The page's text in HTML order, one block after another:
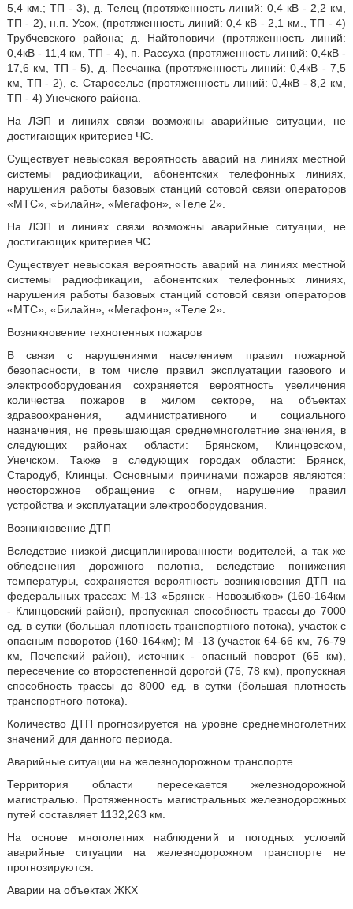
5,4 км.; ТП - 3), д. Телец (протяженность линий: 0,4 кВ - 2,2 км,
ТП - 2), н.п. Усох, (протяженность линий: 0,4 кВ - 2,1 км., ТП - 4)
Трубчевского района; д. Найтоповичи (протяженность линий:
0,4кВ - 11,4 км, ТП - 4), п. Рассуха (протяженность линий: 0,4кВ -
17,6 км, ТП - 5), д. Песчанка (протяженность линий: 0,4кВ - 7,5
км, ТП - 2), с. Староселье (протяженность линий: 0,4кВ - 8,2 км,
ТП - 4) Унечского района.
На ЛЭП и линиях связи возможны аварийные ситуации, не
достигающих критериев ЧС.
Существует невысокая вероятность аварий на линиях местной
системы радиофикации, абонентских телефонных линиях,
нарушения работы базовых станций сотовой связи операторов
«МТС», «Билайн», «Мегафон», «Теле 2».
На ЛЭП и линиях связи возможны аварийные ситуации, не
достигающих критериев ЧС.
Существует невысокая вероятность аварий на линиях местной
системы радиофикации, абонентских телефонных линиях,
нарушения работы базовых станций сотовой связи операторов
«МТС», «Билайн», «Мегафон», «Теле 2».
Возникновение техногенных пожаров
В связи с нарушениями населением правил пожарной
безопасности, в том числе правил эксплуатации газового и
электрооборудования сохраняется вероятность увеличения
количества пожаров в жилом секторе, на объектах
здравоохранения, административного и социального
назначения, не превышающая среднемноголетние значения, в
следующих районах области: Брянском, Клинцовском,
Унечском. Также в следующих городах области: Брянск,
Стародуб, Клинцы. Основными причинами пожаров являются:
неосторожное обращение с огнем, нарушение правил
устройства и эксплуатации электрооборудования.
Возникновение ДТП
Вследствие низкой дисциплинированности водителей, а так же
обледенения дорожного полотна, вследствие понижения
температуры, сохраняется вероятность возникновения ДТП на
федеральных трассах: М-13 «Брянск - Новозыбков» (160-164км
- Клинцовский район), пропускная способность трассы до 7000
ед. в сутки (большая плотность транспортного потока), участок с
опасным поворотов (160-164км); М -13 (участок 64-66 км, 76-79
км, Почепский район), источник - опасный поворот (65 км),
пересечение со второстепенной дорогой (76, 78 км), пропускная
способность трассы до 8000 ед. в сутки (большая плотность
транспортного потока).
Количество ДТП прогнозируется на уровне среднемноголетних
значений для данного периода.
Аварийные ситуации на железнодорожном транспорте
Территория области пересекается железнодорожной
магистралью. Протяженность магистральных железнодорожных
путей составляет 1132,263 км.
На основе многолетних наблюдений и погодных условий
аварийные ситуации на железнодорожном транспорте не
прогнозируются.
Аварии на объектах ЖКХ